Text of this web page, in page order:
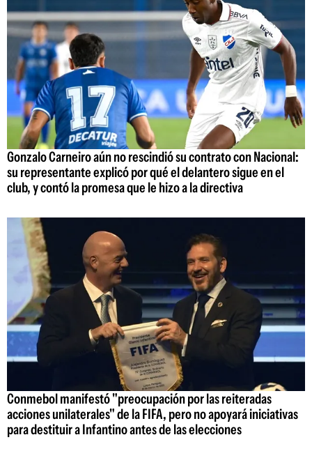
Gonzalo Carneiro aún no rescindió su contrato con Nacional:
su representante explicó por qué el delantero sigue en el
club, y contó la promesa que le hizo a la directiva
Conmebol manifestó "preocupación por las reiteradas
acciones unilaterales" de la FIFA, pero no apoyará iniciativas
para destituir a Infantino antes de las elecciones